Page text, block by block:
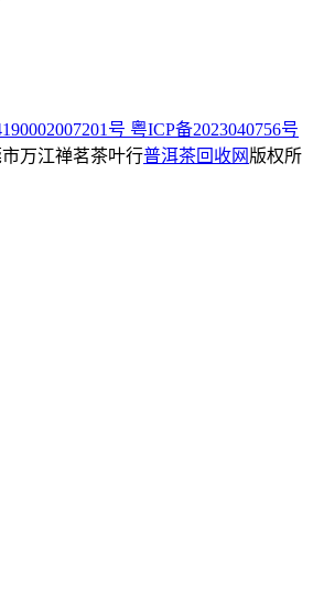
号 粤ICP备2023040756号
万江禅茗茶叶行普洱茶回收网 版权所